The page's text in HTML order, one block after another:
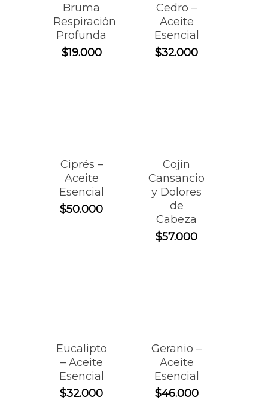
Bruma
Respiración
Profunda
$19.000
Cedro –
Aceite
Esencial
$32.000
Ciprés –
Aceite
Esencial
$50.000
Cojín
Cansancio
y Dolores
de
Cabeza
$57.000
Eucalipto
– Aceite
Esencial
$32.000
Geranio –
Aceite
Esencial
$46.000